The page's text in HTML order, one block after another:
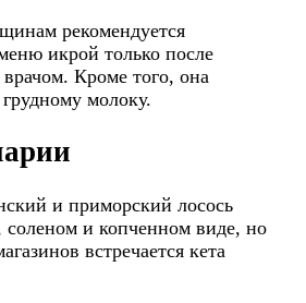
рекомендуется
икрой только после
врачом. Кроме того, она
молоку.
и приморский лосось
соленом и копченном виде, но
встречается кета